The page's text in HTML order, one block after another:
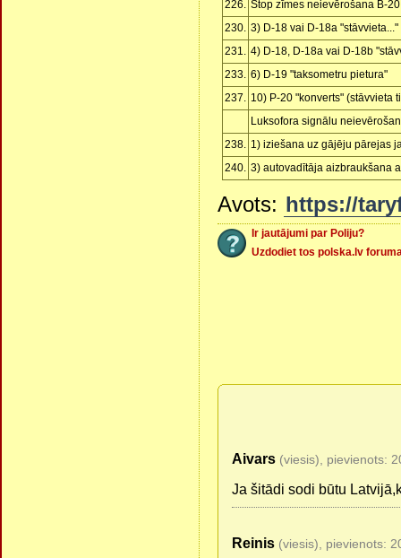
226. Stop zīmes neievērošana B-20
230. 3) D-18 vai D-18a "stāvvieta..."
231. 4) D-18, D-18a vai D-18b
233. 6) D-19 "taksometru pietura"
237. 10) P-20 "konverts" (stāvvieta
Luksofora signālu
238. 1) iziešana uz gājēju pārejas
240. 3) autovadītāja aizbraukšana
Avots: https://
Ir jautājumi par Poliju?
Uzdodiet tos polska.lv
Aivars (viesis), pievienots:
Ja šitādi sodi būtu
Reinis (viesis), pievienots: